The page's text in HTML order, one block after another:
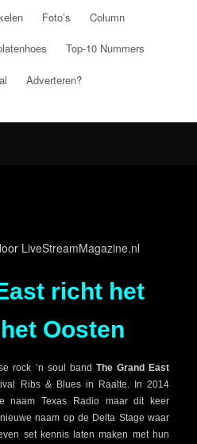
Foto’s Column
Top-10 Nummers
Adverteren?
LiveStreamMagazine.nl
richt het
Oosten
rock ’n soul band The Grand East
Ribs & Blues in Raalte. In 2014
naam Texas Radio maar dit keer
naam op de Delta Stage waar
set kennis laten maken met hun